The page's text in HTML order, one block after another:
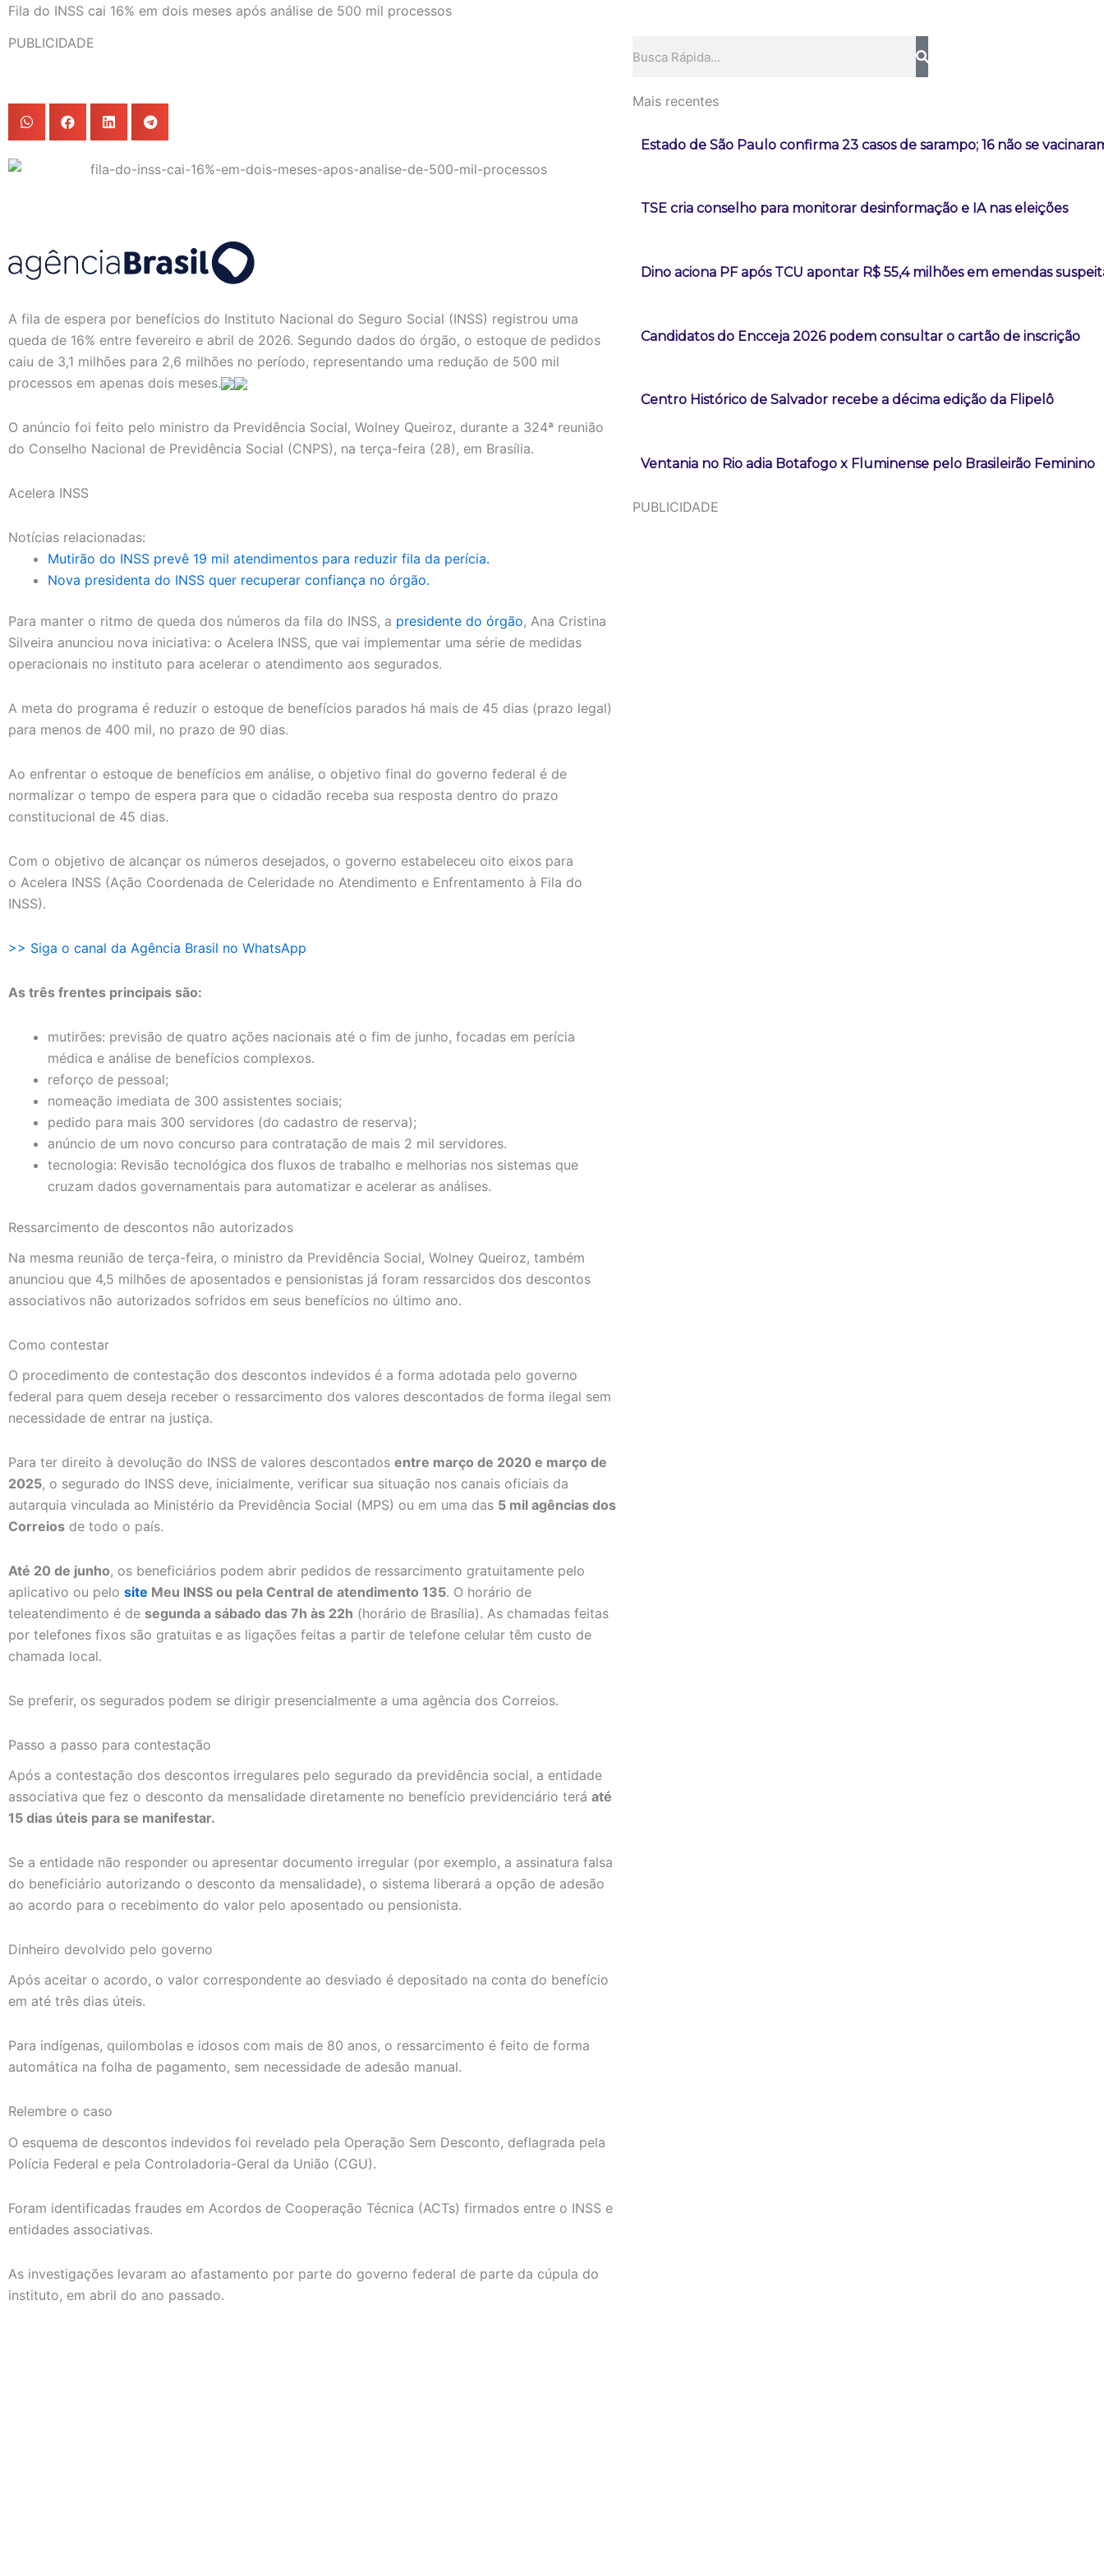
Fila do INSS cai 16% em dois meses após análise de 500 mil processos
PUBLICIDADE
A fila de espera por benefícios do Instituto Nacional do Seguro Social (INSS) registrou uma
queda de 16% entre fevereiro e abril de 2026. Segundo dados do órgão, o estoque de pedidos
caiu de 3,1 milhões para 2,6 milhões no período, representando uma redução de 500 mil
processos em apenas dois meses.
O anúncio foi feito pelo ministro da Previdência Social, Wolney Queiroz, durante a 324ª reunião
do Conselho Nacional de Previdência Social (CNPS), na terça-feira (28), em Brasília.
Acelera INSS
Notícias relacionadas:
Mutirão do INSS prevê 19 mil atendimentos para reduzir fila da perícia.
Nova presidenta do INSS quer recuperar confiança no órgão.
Para manter o ritmo de queda dos números da fila do INSS, a presidente do órgão, Ana Cristina
Silveira anunciou nova iniciativa: o Acelera INSS, que vai implementar uma série de medidas
operacionais no instituto para acelerar o atendimento aos segurados.
A meta do programa é reduzir o estoque de benefícios parados há mais de 45 dias (prazo legal)
para menos de 400 mil, no prazo de 90 dias.
Ao enfrentar o estoque de benefícios em análise, o objetivo final do governo federal é de
normalizar o tempo de espera para que o cidadão receba sua resposta dentro do prazo
constitucional de 45 dias.
Com o objetivo de alcançar os números desejados, o governo estabeleceu oito eixos para
o Acelera INSS (Ação Coordenada de Celeridade no Atendimento e Enfrentamento à Fila do
INSS).
>> Siga o canal da Agência Brasil no WhatsApp
As três frentes principais são:
mutirões: previsão de quatro ações nacionais até o fim de junho, focadas em perícia
médica e análise de benefícios complexos.
reforço de pessoal;
nomeação imediata de 300 assistentes sociais;
pedido para mais 300 servidores (do cadastro de reserva);
anúncio de um novo concurso para contratação de mais 2 mil servidores.
tecnologia: Revisão tecnológica dos fluxos de trabalho e melhorias nos sistemas que
cruzam dados governamentais para automatizar e acelerar as análises.
Ressarcimento de descontos não autorizados
Na mesma reunião de terça-feira, o ministro da Previdência Social, Wolney Queiroz, também
anunciou que 4,5 milhões de aposentados e pensionistas já foram ressarcidos dos descontos
associativos não autorizados sofridos em seus benefícios no último ano.
Como contestar
O procedimento de contestação dos descontos indevidos é a forma adotada pelo governo
federal para quem deseja receber o ressarcimento dos valores descontados de forma ilegal sem
necessidade de entrar na justiça.
Para ter direito à devolução do INSS de valores descontados entre março de 2020 e março de
2025, o segurado do INSS deve, inicialmente, verificar sua situação nos canais oficiais da
autarquia vinculada ao Ministério da Previdência Social (MPS) ou em uma das 5 mil agências dos
Correios de todo o país.
Até 20 de junho, os beneficiários podem abrir pedidos de ressarcimento gratuitamente pelo
aplicativo ou pelo site Meu INSS ou pela Central de atendimento 135. O horário de
teleatendimento é de segunda a sábado das 7h às 22h (horário de Brasília). As chamadas feitas
por telefones fixos são gratuitas e as ligações feitas a partir de telefone celular têm custo de
chamada local.
Se preferir, os segurados podem se dirigir presencialmente a uma agência dos Correios.
Passo a passo para contestação
Após a contestação dos descontos irregulares pelo segurado da previdência social, a entidade
associativa que fez o desconto da mensalidade diretamente no benefício previdenciário terá até
15 dias úteis para se manifestar.
Se a entidade não responder ou apresentar documento irregular (por exemplo, a assinatura falsa
do beneficiário autorizando o desconto da mensalidade), o sistema liberará a opção de adesão
ao acordo para o recebimento do valor pelo aposentado ou pensionista.
Dinheiro devolvido pelo governo
Após aceitar o acordo, o valor correspondente ao desviado é depositado na conta do benefício
em até três dias úteis.
Para indígenas, quilombolas e idosos com mais de 80 anos, o ressarcimento é feito de forma
automática na folha de pagamento, sem necessidade de adesão manual.
Relembre o caso
O esquema de descontos indevidos foi revelado pela Operação Sem Desconto, deflagrada pela
Polícia Federal e pela Controladoria-Geral da União (CGU).
Foram identificadas fraudes em Acordos de Cooperação Técnica (ACTs) firmados entre o INSS e
entidades associativas.
As investigações levaram ao afastamento por parte do governo federal de parte da cúpula do
instituto, em abril do ano passado.
Mais recentes
Estado de São Paulo confirma 23 casos de sarampo; 16 não se
TSE cria conselho para monitorar desinformação e IA nas eleições
Dino aciona PF após TCU apontar R$ 55,4 milhões em emendas
Candidatos do Encceja 2026 podem consultar o cartão de inscrição
Centro Histórico de Salvador recebe a décima edição da Flipelô
Ventania no Rio adia Botafogo x Fluminense pelo Brasileirão Feminino
PUBLICIDADE